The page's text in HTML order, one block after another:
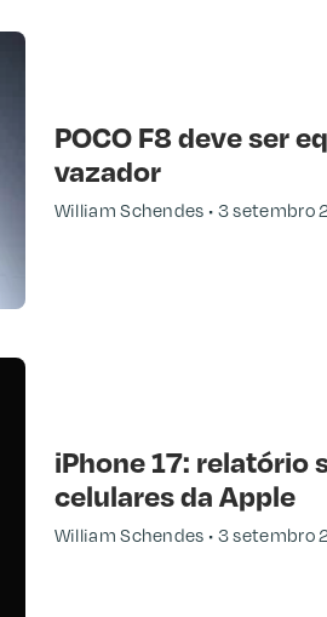
POCO F8 deve ser
vazador
William Schendes 3 setembro
iPhone 17: relatório
celulares da Apple
William Schendes 3 setembro